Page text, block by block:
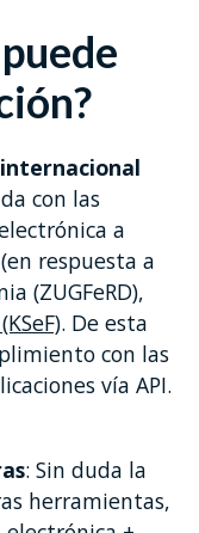
con las
a
respuesta a
(ZUGFeRD),
. De esta
con las
vía API.
: Sin duda la
herramientas,